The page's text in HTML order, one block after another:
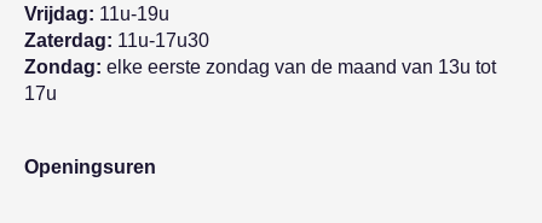
Vrijdag: 11u-19u
Zaterdag: 11u-17u30
Zondag: elke eerste zondag van de maand van 13u tot
17u
Openingsuren